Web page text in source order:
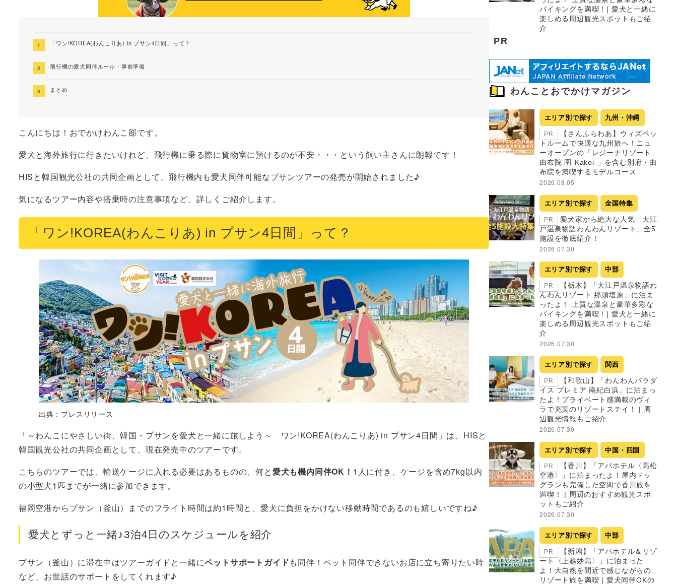
「ワン!KOREA(わんこりあ) in プサン4日間」って？
飛行機の愛犬同伴ルール・事前準備
まとめ
こんにちは！おでかけわんこ部です。
愛犬と海外旅行に行きたいけれど、飛行機に乗る際に貨物室に預けるのが不安・・・という飼い主さんに朗報です！
HISと韓国観光公社の共同企画として、飛行機内も愛犬同伴可能なプサンツアーの発売が開始されました♪
気になるツアー内容や搭乗時の注意事項など、詳しくご紹介します。
「ワン!KOREA(わんこりあ) in プサン4日間」って？
出典：プレスリリース
「～わんこにやさしい街、韓国・プサンを愛犬と一緒に旅しよう～ ワン!KOREA(わんこりあ) in プサン4日間」は、HISと
韓国観光公社の共同企画として、現在発売中のツアーです。
こちらのツアーでは、輸送ケージに入れる必要はあるものの、何と愛犬も機内同伴OK！ 1人に付き、ケージを含め7kg以内
の小型犬1匹までが一緒に参加できます。
福岡空港からプサン（釜山）までのフライト時間は約1時間と、愛犬に負担をかけない移動時間であるのも嬉しいですね♪
愛犬とずっと一緒♪3泊4日のスケジュールを紹介
プサン（釜山）に滞在中はツアーガイドと一緒にペットサポートガイドも同伴！ペット同伴できないお店に立ち寄りたい時
など、お世話のサポートをしてくれます♪
バイキングを満喫！| 愛犬と一緒に
楽しめる周辺観光スポットもご紹
介
PR
わんことおでかけマガジン
エリア別で探す 九州・沖縄
PR
【さんふらわあ】ウィズペッ
トルームで快適な九州旅へ！ニュ
ーオープンの「レジーナリゾート
由布院 圍-Kakoi-」を含む別府・由
布院を満喫するモデルコース
2026.08.05
エリア別で探す 全国特集
PR
愛犬家から絶大な人気「大江
戸温泉物語わんわんリゾート」全5
施設を徹底紹介！
2026.07.30
エリア別で探す 中部
PR
【栃木】「大江戸温泉物語わ
んわんリゾート 那須塩原」に泊ま
ったよ！ 上質な温泉と豪華多彩な
バイキングを満喫！| 愛犬と一緒に
楽しめる周辺観光スポットもご紹
介
2026.07.30
エリア別で探す 関西
PR
【和歌山】「わんわんパラダ
イス プレミア 南紀白浜」に泊まっ
たよ！プライベート感満載のヴィ
ラで充実のリゾートステイ！ | 周
辺観光情報もご紹介
2026.07.30
エリア別で探す 中国・四国
PR
【香川】「アパホテル〈高松
空港〉」に泊まったよ！屋内ドッ
グランも完備した空間で香川旅を
満喫！ | 周辺のおすすめ観光スポ
ットもご紹介
2026.07.30
エリア別で探す 中部
PR
【新潟】「アパホテル＆リゾ
ート〈上越妙高〉」に泊まった
よ！大自然を間近で感じながらの
リゾート旅を満喫 | 愛犬同伴OKの